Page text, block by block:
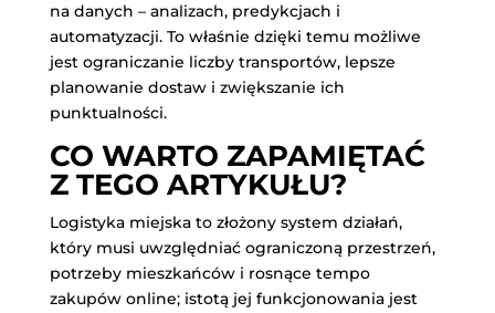
na danych – analizach, predykcjach i
automatyzacji. To właśnie dzięki temu możliwe
jest ograniczanie liczby transportów, lepsze
planowanie dostaw i zwiększanie ich
punktualności.
CO WARTO ZAPAMIĘTAĆ
Z TEGO ARTYKUŁU?
Logistyka miejska to złożony system działań,
który musi uwzględniać ograniczoną przestrzeń,
potrzeby mieszkańców i rosnące tempo
zakupów online; istotą jej funkcjonowania jest